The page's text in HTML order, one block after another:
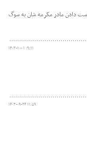
دادن مادر مکرمه شان به سوگ
۱۴۰۳-۱۰-۰۱ ۰۹:۱۱
۱۴۰۳-۰۹-۲۴ ۱۱:۵۹